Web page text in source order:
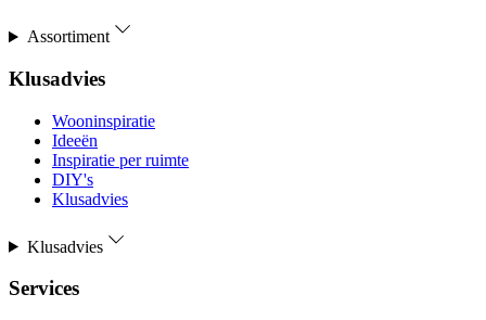
Assortiment
Klusadvies
Wooninspiratie
Ideeën
Inspiratie per ruimte
DIY's
Klusadvies
Klusadvies
Services